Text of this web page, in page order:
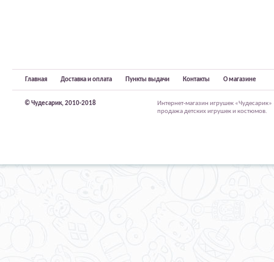
Главная Доставка и оплата Пункты выдачи Контакты О магазине
© Чудесарик, 2010-2018
Интернет-магазин игрушек
продажа детских игрушек и костюмов.